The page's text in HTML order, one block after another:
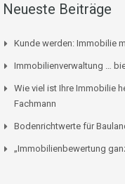
Neueste Beiträge
Kunde werden: Immobilie
Immobilienverwaltung …
Wie viel ist Ihre Immobilie
Fachmann
Bodenrichtwerte für
„Immobilienbewertung